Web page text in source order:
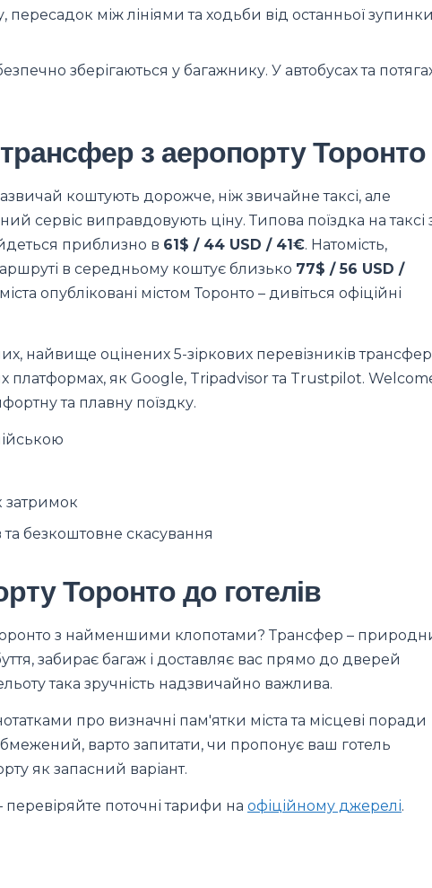
між лініями та ходьби від останньої зупинки
зберігаються у багажнику. У автобусах та
з аеропорту Торонто
коштують дорожче, ніж звичайне таксі, але
сервіс виправдовують ціну. Типова поїздка на таксі
приблизно в 61$ / 44 USD / 41€. Натомість,
в середньому коштує близько 77$ / 56 USD /
опубліковані містом Торонто – дивіться офіційні
найвище оцінених 5-зіркових перевізників
платформах, як Google, Tripadvisor та Trustpilot.
та плавну поїздку.
затримок
та безкоштовне скасування
Торонто до готелів
Торонто з найменшими клопотами? Трансфер –
забирає багаж і доставляє вас прямо до дверей
така зручність надзвичайно важлива.
про визначні пам'ятки міста та місцеві поради
варто запитати, чи пропонує ваш готель
як запасний варіант.
перевіряйте поточні тарифи на офіційному джерелі.